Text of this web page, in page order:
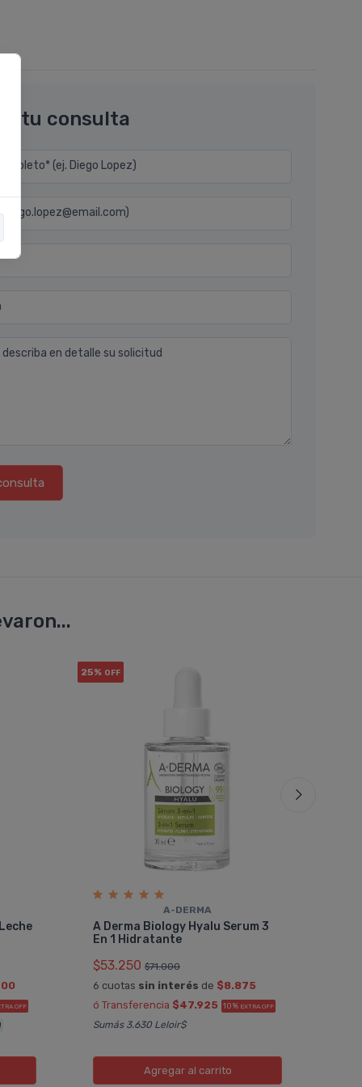
tu consulta
(ej. Diego Lopez)
diego.lopez@email.com)
en detalle su solicitud
OFF
25% OFF
A-DERMA
A Derma Biology Hyalu Serum 3
En 1 Hidratante
$53.250 $71.000
6 cuotas sin interés de $8.875
ó Transferencia $47.925 10% EXTRA OFF
Sumás 3.630 Leloir$
Agregaral carrito